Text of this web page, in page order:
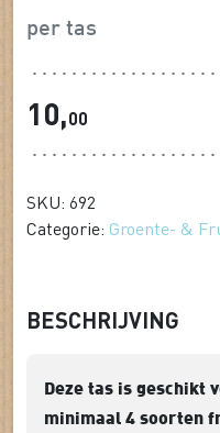
per tas
10,00
SKU: 692
Categorie: Groente- &
BESCHRIJVING
Deze tas is geschikt
minimaal 4 soorten